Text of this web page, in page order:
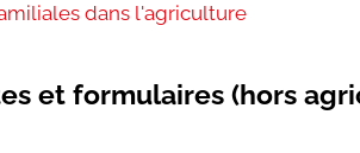
dans l'agriculture
et formulaires (hors